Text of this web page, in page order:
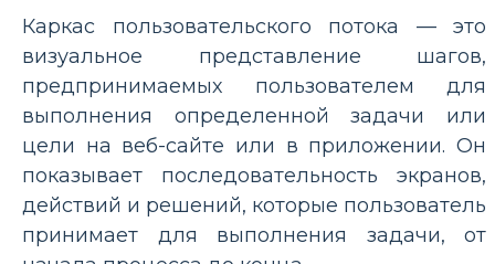
Каркас пользовательского потока — это
визуальное представление шагов,
предпринимаемых пользователем для
выполнения определенной задачи или
цели на веб-сайте или в приложении. Он
показывает последовательность экранов,
действий и решений, которые пользователь
принимает для выполнения задачи, от